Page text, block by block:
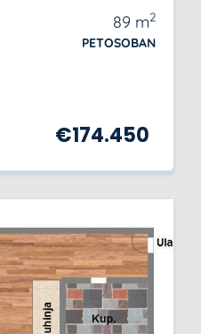
89 m2
PETOSOBAN
€174.450